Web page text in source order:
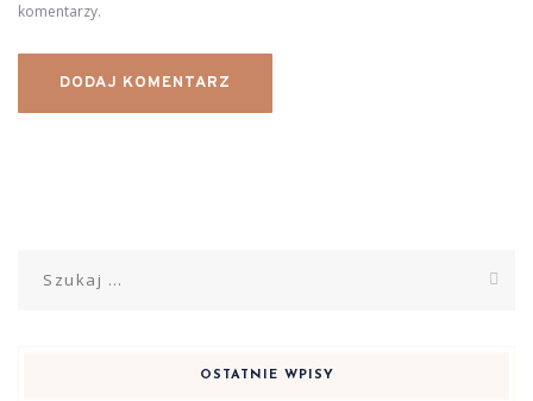
komentarzy.
OSTATNIE WPISY